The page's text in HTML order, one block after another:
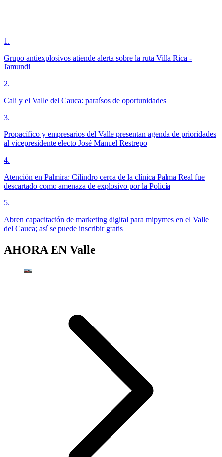
1 .
Grupo antiexplosivos atiende alerta sobre la ruta Villa Rica -
Jamundí
2.
Cali y el Valle del Cauca: paraísos de oportunidades
3.
Propacífico y empresarios del Valle presentan agenda de prioridades
al vicepresidente electo José Manuel Restrepo
4.
Atención en Palmira: Cilindro cerca de la clínica Palma Real fue
descartado como amenaza de explosivo por la Policía
5.
Abren capacitación de marketing digital para mipymes en el Valle
del Cauca; así se puede inscribir gratis
AHORA EN Valle